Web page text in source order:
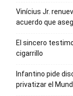
Vinícius Jr.
acuerdo que
El sincero
cigarrillo
Infantino pide
privatizar el